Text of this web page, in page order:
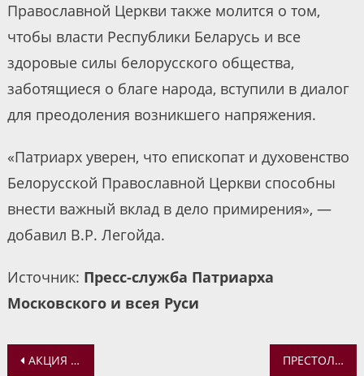
Православной Церкви также молится о том,
чтобы власти Республики Беларусь и все
здоровые силы белорусского общества,
заботящиеся о благе народа, вступили в диалог
для преодоления возникшего напряжения.
«Патриарх уверен, что епископат и духовенство
Белорусской Православной Церкви способны
внести важный вклад в дело примирения», —
добавил В.Р. Легойда.
Источник: Пресс-служба Патриарха
Московского и всея Руси
Навигация
АКЦИЯ «ГРАЖДАНСКИЙ ЭКЗАМЕН» ПО ОСНОВАМ СОЦИАЛЬНОЙ КОНЦЕПЦИИ ПРЕСТОЛЬНЫЙ ПРАЗДНИК ХРАМА СМОЛЕНСКОЙ ИКОНЫ БОЖИЕЙ МАТЕРИ С. БОГОСЛОВ